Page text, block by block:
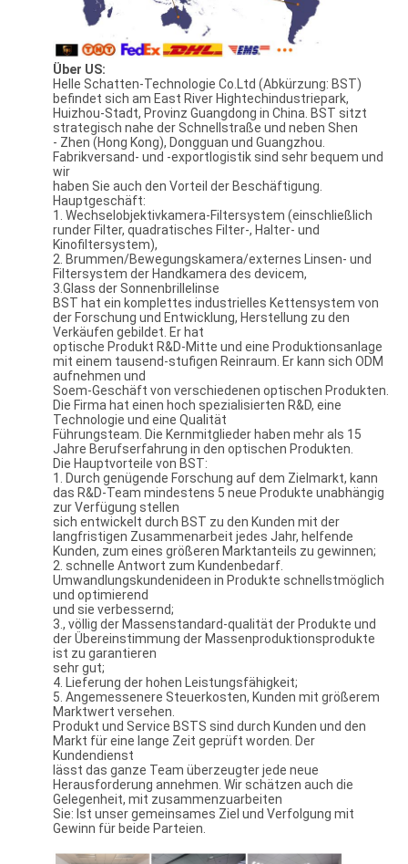
Über US:
Helle Schatten-Technologie Co.Ltd (Abkürzung: BST)
befindet sich am East River Hightechindustriepark,
Huizhou-Stadt, Provinz Guangdong in China. BST sitzt
strategisch nahe der Schnellstraße und neben Shen
- Zhen (Hong Kong), Dongguan und Guangzhou.
Fabrikversand- und -exportlogistik sind sehr bequem und
wir
haben Sie auch den Vorteil der Beschäftigung.
Hauptgeschäft:
1. Wechselobjektivkamera-Filtersystem (einschließlich
runder Filter, quadratisches Filter-, Halter- und
Kinofiltersystem),
2. Brummen/Bewegungskamera/externes Linsen- und
Filtersystem der Handkamera des devicem,
3.Glass der Sonnenbrillelinse
BST hat ein komplettes industrielles Kettensystem von
der Forschung und Entwicklung, Herstellung zu den
Verkäufen gebildet. Er hat
optische Produkt R&D-Mitte und eine Produktionsanlage
mit einem tausend-stufigen Reinraum. Er kann sich ODM
aufnehmen und
Soem-Geschäft von verschiedenen optischen Produkten.
Die Firma hat einen hoch spezialisierten R&D, eine
Technologie und eine Qualität
Führungsteam. Die Kernmitglieder haben mehr als 15
Jahre Berufserfahrung in den optischen Produkten.
Die Hauptvorteile von BST:
1. Durch genügende Forschung auf dem Zielmarkt, kann
das R&D-Team mindestens 5 neue Produkte unabhängig
zur Verfügung stellen
sich entwickelt durch BST zu den Kunden mit der
langfristigen Zusammenarbeit jedes Jahr, helfende
Kunden, zum eines größeren Marktanteils zu gewinnen;
2. schnelle Antwort zum Kundenbedarf.
Umwandlungskundenideen in Produkte schnellstmöglich
und optimierend
und sie verbessernd;
3., völlig der Massenstandard-qualität der Produkte und
der Übereinstimmung der Massenproduktionsprodukte
ist zu garantieren
sehr gut;
4. Lieferung der hohen Leistungsfähigkeit;
5. Angemessenere Steuerkosten, Kunden mit größerem
Marktwert versehen.
Produkt und Service BSTS sind durch Kunden und den
Markt für eine lange Zeit geprüft worden. Der
Kundendienst
lässt das ganze Team überzeugter jede neue
Herausforderung annehmen. Wir schätzen auch die
Gelegenheit, mit zusammenzuarbeiten
Sie: Ist unser gemeinsames Ziel und Verfolgung mit
Gewinn für beide Parteien.